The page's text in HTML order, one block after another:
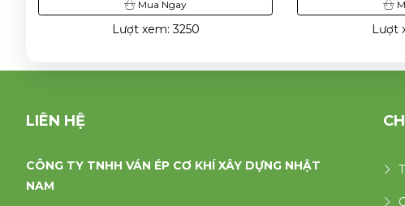
Mua Ngay
Lượt xem: 6352 Lượt
LIÊN HỆ
CÔNG TY TNHH VÁN ÉP CƠ KHÍ XÂY DỰNG NHẬT
NAM